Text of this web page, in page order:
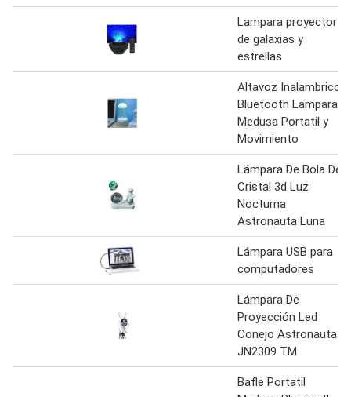
Lampara proyector
de galaxias y
estrellas
Altavoz Inalambrico
Bluetooth Lampara
Medusa Portatil y
Movimiento
Lámpara De Bola De
Cristal 3d Luz
Nocturna
Astronauta Luna
Lámpara USB para
computadores
Lámpara De
Proyección Led
Conejo Astronauta
JN2309 TM
Bafle Portatil